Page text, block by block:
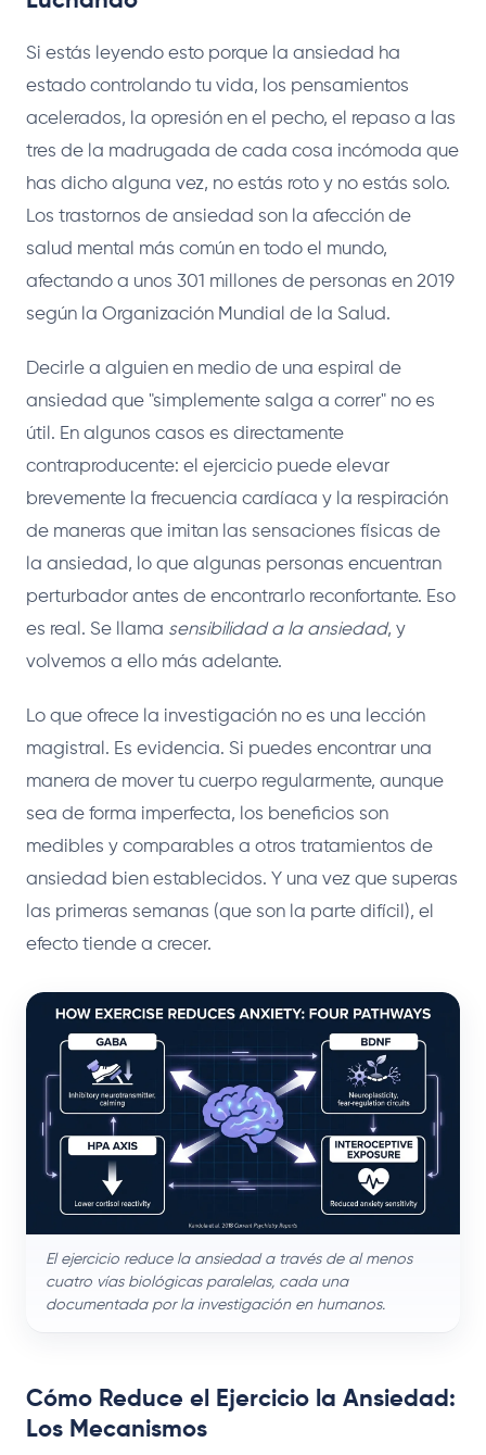
Si estás leyendo esto porque la ansiedad ha
estado controlando tu vida, los pensamientos
acelerados, la opresión en el pecho, el repaso a las
tres de la madrugada de cada cosa incómoda que
has dicho alguna vez, no estás roto y no estás solo.
Los trastornos de ansiedad son la afección de
salud mental más común en todo el mundo,
afectando a unos 301 millones de personas en 2019
según la Organización Mundial de la Salud.
Decirle a alguien en medio de una espiral de
ansiedad que "simplemente salga a correr" no es
útil. En algunos casos es directamente
contraproducente: el ejercicio puede elevar
brevemente la frecuencia cardíaca y la respiración
de maneras que imitan las sensaciones físicas de
la ansiedad, lo que algunas personas encuentran
perturbador antes de encontrarlo reconfortante. Eso
es real. Se llama sensibilidad a la ansiedad, y
volvemos a ello más adelante.
Lo que ofrece la investigación no es una lección
magistral. Es evidencia. Si puedes encontrar una
manera de mover tu cuerpo regularmente, aunque
sea de forma imperfecta, los beneficios son
medibles y comparables a otros tratamientos de
ansiedad bien establecidos. Y una vez que superas
las primeras semanas (que son la parte difícil), el
efecto tiende a crecer.
El ejercicio reduce la ansiedad a través de al menos
cuatro vías biológicas paralelas, cada una
documentada por la investigación en humanos.
Cómo Reduce el Ejercicio la Ansiedad:
Los Mecanismos